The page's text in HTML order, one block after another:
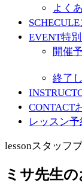
よく
SCHECULE
EVENT特
開催
終了
CONTACT
レッスン予
lessonスタッフ
ミサ先生の